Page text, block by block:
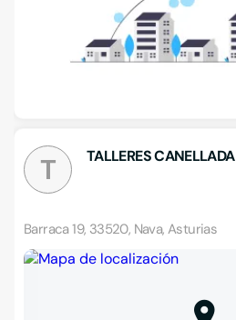
T TALLERES CANELLADA
Barraca 19, 33520, Nava, Asturias